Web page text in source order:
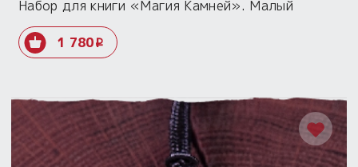
Набор для книги «Магия Камней». Малый
1 780i